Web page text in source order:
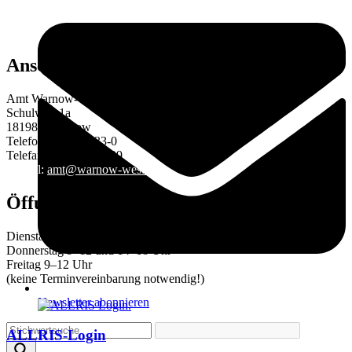
Newsletter abonnieren
Anschrift
Amt Warnow-West
Schulweg 1a
18198 Kritzmow
Telefon 038207 633-0
Telefax 038207 633-29
E-Mail: amt@warnow-west.de
Öffungszeiten des Amtes
Dienstag 9–12 und 14–16 Uhr
Donnerstag 9–12 und 14–18 Uhr
Freitag 9–12 Uhr
(keine Terminvereinbarung notwendig!)
ALLRIS-Login